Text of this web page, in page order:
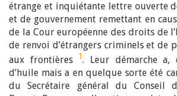
étrange et inquiétante lettre ouverte
et de gouvernement remettant en
de la Cour européenne des droits de
de renvoi d’étrangers criminels et de
aux frontières
1. Leur démarche a,
d’huile mais a en quelque sorte été
du Secrétaire général du Conseil